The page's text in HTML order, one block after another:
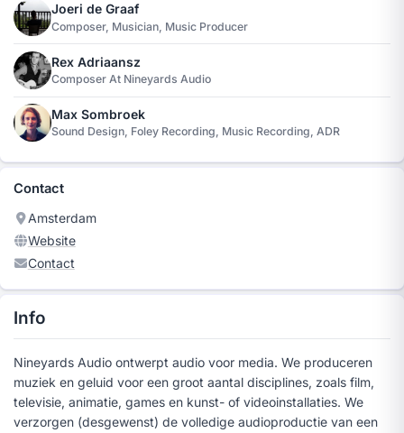
Joeri de Graaf
Composer, Musician, Music Producer
Rex Adriaansz
Composer At Nineyards Audio
Max Sombroek
Sound Design, Foley Recording, Music Recording, ADR
Contact
Amsterdam
Website
Contact
Info
Nineyards Audio ontwerpt audio voor media. We produceren
muziek en geluid voor een groot aantal disciplines, zoals film,
televisie, animatie, games en kunst- of videoinstallaties. We
verzorgen (desgewenst) de volledige audioproductie van een